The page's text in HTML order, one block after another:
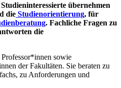
übernehmen
die Studienorientierung, für
. Fachliche Fragen zu
die
sowie
der Fakultäten. Sie beraten zu
zu Anforderungen und